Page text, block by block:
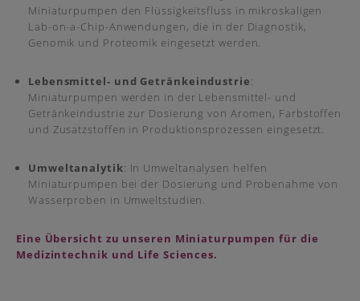
Miniaturpumpen den Flüssigkeitsfluss in mikroskaligen
Lab-on-a-Chip-Anwendungen, die in der Diagnostik,
Genomik und Proteomik eingesetzt werden.
Lebensmittel- und Getränkeindustrie:
Miniaturpumpen werden in der Lebensmittel- und
Getränkeindustrie zur Dosierung von Aromen, Farbstoffen
und Zusatzstoffen in Produktionsprozessen eingesetzt.
Umweltanalytik: In Umweltanalysen helfen
Miniaturpumpen bei der Dosierung und Probenahme von
Wasserproben in Umweltstudien.
Eine Übersicht zu unseren Miniaturpumpen für die
Medizintechnik und Life Sciences.